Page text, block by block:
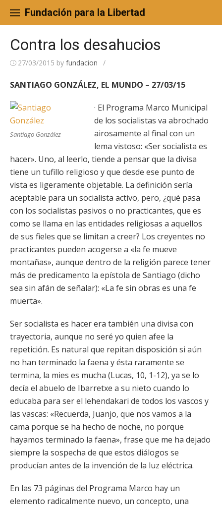
content
Fundación para la Libertad
Contra los desahucios
27/03/2015 by fundacion /
SANTIAGO GONZÁLEZ, EL MUNDO – 27/03/15
Santiago González
· El Programa Marco Municipal
de los socialistas va abrochado
airosamente al final con un
lema vistoso: «Ser socialista es
hacer». Uno, al leerlo, tiende a pensar que la divisa
tiene un tufillo religioso y que desde ese punto de
vista es ligeramente objetable. La definición sería
aceptable para un socialista activo, pero, ¿qué pasa
con los socialistas pasivos o no practicantes, que es
como se llama en las entidades religiosas a aquellos
de sus fieles que se limitan a creer? Los creyentes no
practicantes pueden acogerse a «la fe mueve
montañas», aunque dentro de la religión parece tener
más de predicamento la epístola de Santiago (dicho
sea sin afán de señalar): «La fe sin obras es una fe
muerta».
Ser socialista es hacer era también una divisa con
trayectoria, aunque no seré yo quien afee la
repetición. Es natural que repitan disposición si aún
no han terminado la faena y ésta raramente se
termina, la mies es mucha (Lucas, 10, 1-12), ya se lo
decía el abuelo de Ibarretxe a su nieto cuando lo
educaba para ser el lehendakari de todos los vascos y
las vascas: «Recuerda, Juanjo, que nos vamos a la
cama porque se ha hecho de noche, no porque
hayamos terminado la faena», frase que me ha dejado
siempre la sospecha de que estos diálogos se
producían antes de la invención de la luz eléctrica.
En las 73 páginas del Programa Marco hay un
elemento radicalmente nuevo, un concepto, una